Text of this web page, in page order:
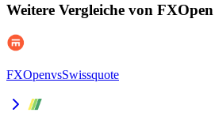
Weitere Vergleiche von FXOpen
FXOpenvsSwissquote